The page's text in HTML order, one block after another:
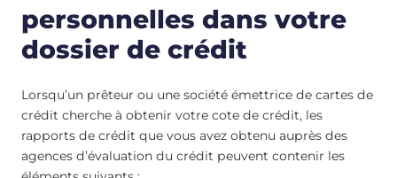
personnelles dans votre
dossier de crédit
Lorsqu’un prêteur ou une société émettrice de cartes de
crédit cherche à obtenir votre cote de crédit, les
rapports de crédit que vous avez obtenu auprès des
agences d’évaluation du crédit peuvent contenir les